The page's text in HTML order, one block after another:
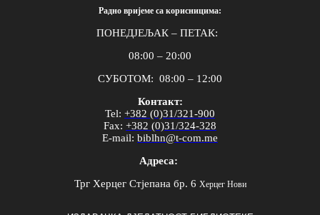
Радно вријеме са корисницима:
ПОНЕДЈЕЉАК – ПЕТАК:
08:00 – 20:00
СУБОТОМ: 08:00 – 12:00
Контакт:
Tel: +382 (0)31/321-900
Fax: +382 (0)31/324-328
E-mail: biblhn@t-com.me
Адреса:
Трг Херцег Стјепана бр. 6 Херцег Нови